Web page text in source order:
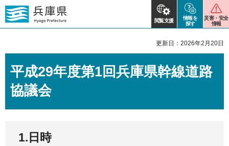
閲覧支援
情報を
探す
災害・安全
情報
更新日：2026年2月20日
平成29年度第1回兵庫県幹線道路
協議会
1.日時